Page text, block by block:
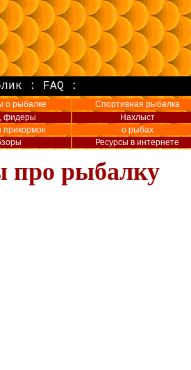
: FAQ :
о рыбалке Спортивная рыбалка
фидеры Нахлыст
прикормок о рыбах
Ресурсы в интернете
рыбалку